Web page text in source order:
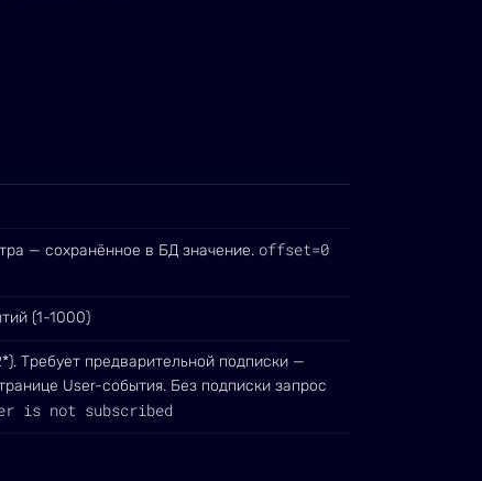
— сохранённое в БД значение. offset=0
(1-1000)
Требует предварительной подписки —
User-события. Без подписки запрос
is not subscribed